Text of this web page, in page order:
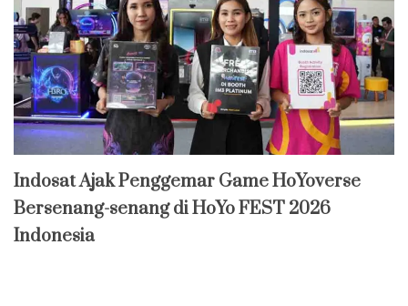
Indosat Ajak Penggemar Game HoYoverse
Bersenang-senang di HoYo FEST 2026
Indonesia